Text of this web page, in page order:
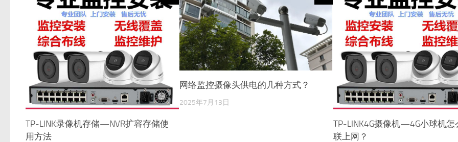
TP-LINK录像机存储—NVR扩容存储使
用方法
网络监控摄像头供电的几种方式？
2025年7月13日
TP-LINK4G摄像机—4G小球机怎
联上网？